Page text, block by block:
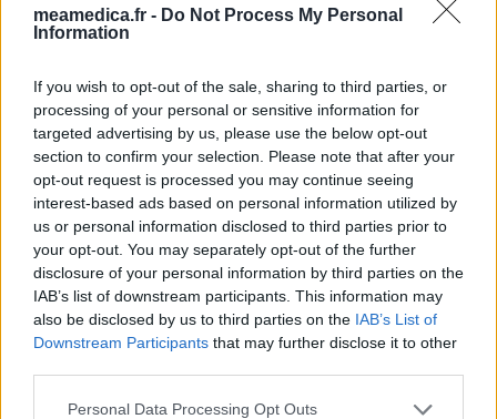
meamedica.fr - Do Not Process My Personal
Information
If you wish to opt-out of the sale, sharing to third parties, or
processing of your personal or sensitive information for
targeted advertising by us, please use the below opt-out
section to confirm your selection. Please note that after your
opt-out request is processed you may continue seeing
interest-based ads based on personal information utilized by
us or personal information disclosed to third parties prior to
your opt-out. You may separately opt-out of the further
disclosure of your personal information by third parties on the
IAB’s list of downstream participants. This information may
also be disclosed by us to third parties on the IAB’s List of
Downstream Participants that may further disclose it to other
Personal Data Processing Opt Outs